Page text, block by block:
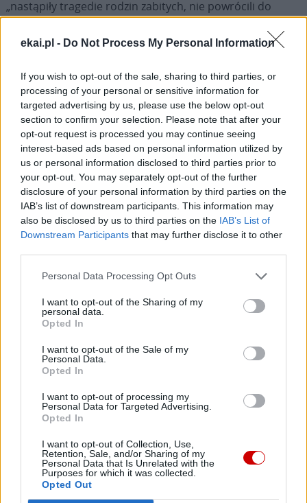
ekai.pl - Do Not Process My Personal Information
If you wish to opt-out of the sale, sharing to third parties, or
processing of your personal or sensitive information for
targeted advertising by us, please use the below opt-out
section to confirm your selection. Please note that after your
opt-out request is processed you may continue seeing
interest-based ads based on personal information utilized by
us or personal information disclosed to third parties prior to
your opt-out. You may separately opt-out of the further
disclosure of your personal information by third parties on the
IAB’s list of downstream participants. This information may
also be disclosed by us to third parties on the IAB’s List of
Downstream Participants that may further disclose it to other
Personal Data Processing Opt Outs
I want to opt-out of the Sharing of my
personal data.
Opted In
I want to opt-out of the Sale of my
Personal Data.
Opted In
I want to opt-out of processing my
Personal Data for Targeted Advertising.
Opted In
I want to opt-out of Collection, Use,
Retention, Sale, and/or Sharing of my
Personal Data that Is Unrelated with the
Purposes for which it was collected.
Opted Out
„nastąpiły tragedie rodzin zabitych, nie powrócili do
ich potem w kostnicach. Władza z lat 50., 60., 70., 80.
zakrzyczeć pamięć o Poznańskim Czerwcu 1956 r., ale jak
widać to się nie udało” – mówił przewodniczący Związku
Powstańców Poznańskiego Czerwca 1956 „Niepokonani”.
Podkreślił, że świadczy o tym Pomnik Poznańskiego
Czerwca, stojący nieopodal Auli Uniwersyteckiej: „te dwa
krzyże, zespolone krzyże, które 28 czerwca 1981 r.
postawili robotnicy Cegielskiego ku wiecznej pamięci”.
„Chwała tym, co 70 lat temu, 28 czerwca 1956 r. polegli,
zaznaczył.
Na zakończenie uroczystości w auli Prezydent RP K.
Nawrocki oraz przywódcy Węgier, Łotwy i Albanii
uroczyście podpisali oświadczenie prezydentów
uczestniczących w Międzynarodowych Obchodach 70.
którzy wzięli udział w walkach o niepodległość tych
krajów.
Po zakończeniu oficjalnych uroczystości nastąpiło
złożenie kwiatów pod Pomnikiem Poznańskiego Czerwca
’56 na pl. A. Mickiewicza.